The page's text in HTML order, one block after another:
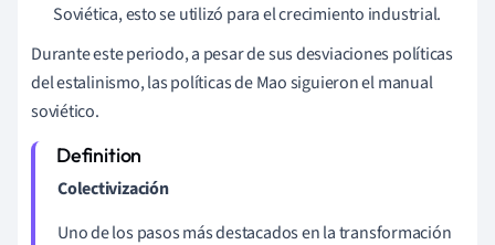
Soviética, esto se utilizó para el crecimiento industrial.
Durante este periodo, a pesar de sus desviaciones políticas
del estalinismo, las políticas de Mao siguieron el manual
soviético.
Colectivización
Uno de los pasos más destacados en la transformación